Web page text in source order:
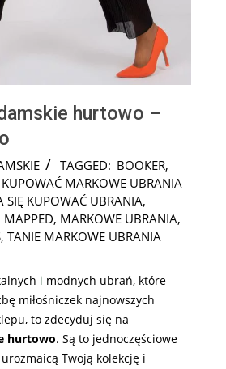
hurtowo –
TAGGED: BOOKER,
MARKOWE UBRANIA
SIĘ KUPOWAĆ UBRANIA,
MAPPED, MARKOWE UBRANIA,
, TANIE MARKOWE UBRANIA
i modnych ubrań, które
miłośniczek najnowszych
to zdecyduj się na
hurtowo. Są to jednoczęściowe
Twoją kolekcję i